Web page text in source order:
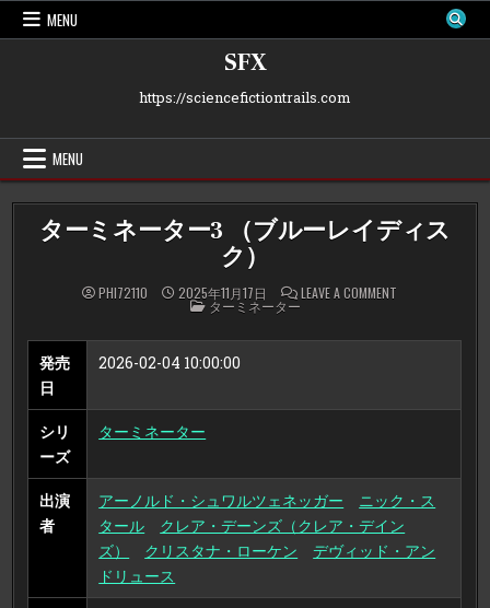
Skip
MENU
SFX
https://sciencefictiontrails.com
MENU
ターミネーター3 （ブルーレイディス
ク）
PHI72110 2025年11月17日 LEAVE A COMMENT
ネ
（ブ
デ
ス
ク）
POSTED
IN
ターミネーター
発売
日
2026-02-04 10:00:00
シリ
ーズ
ターミネーター
出演
者
アーノルド・シュワルツェネッガー
ニック・ス
タール
クレア・デーンズ（クレア・デイン
ズ）
クリスタナ・ローケン
デヴィッド・アン
ドリュース